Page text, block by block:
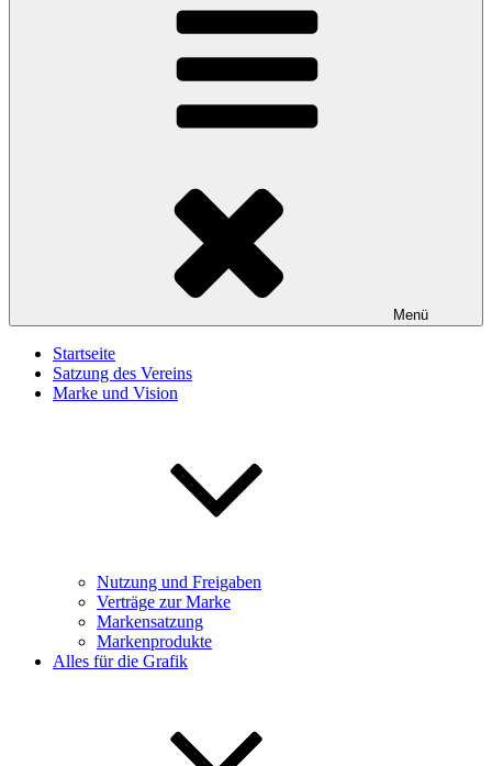
Eine weitere WordPress-Website
Menü
Startseite
Satzung des Vereins
Marke und Vision
Nutzung und Freigaben
Verträge zur Marke
Markensatzung
Markenprodukte
Alles für die Grafik